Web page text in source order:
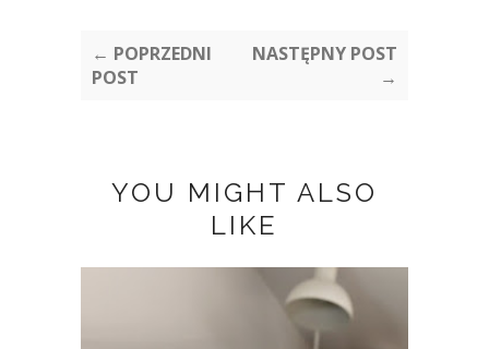
← POPRZEDNI
POST
NASTĘPNY POST
→
YOU MIGHT ALSO
LIKE